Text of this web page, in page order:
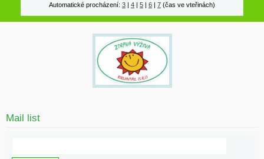
Automatické procházení: 3 | 4 | 5 | 6 | 7 (čas ve vteřinách)
Mail list